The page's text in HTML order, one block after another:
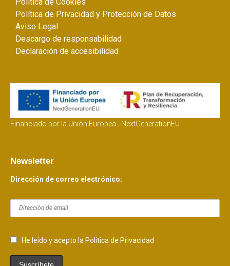
Política de Privacidad y Protección de Datos
Aviso Legal
Descargo de responsabilidad
Declaración de accesibilidad
Financiado por la Unión Europea - NextGenerationEU
Newsletter
Dirección de correo electrónico:
He leído y acepto la Política de Privacidad